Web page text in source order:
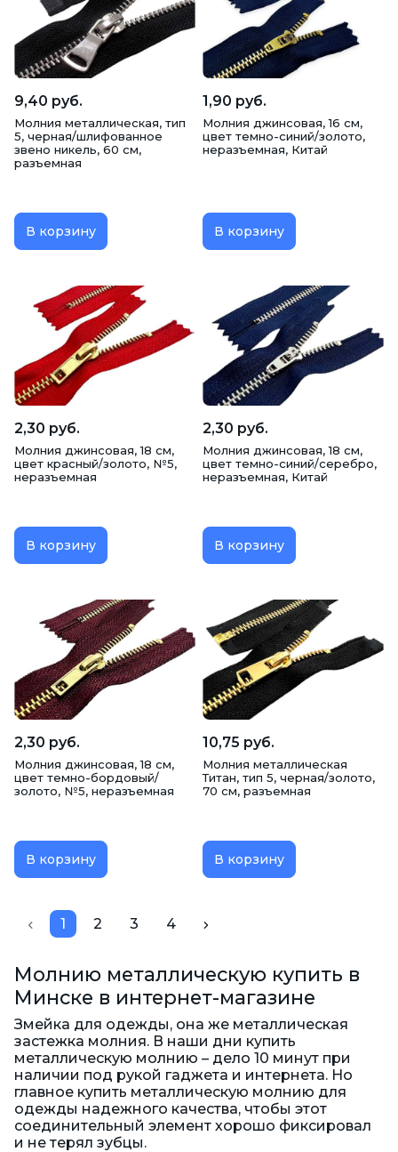
9,40 руб.
Молния металлическая, тип
5, черная/шлифованное
звено никель, 60 см,
разъемная
В корзину
1,90 руб.
Молния джинсовая, 16 см,
цвет темно-синий/золото,
неразъемная, Китай
В корзину
2,30 руб.
Молния джинсовая, 18 см,
цвет красный/золото, №5,
неразъемная
В корзину
2,30 руб.
Молния джинсовая, 18 см,
цвет темно-синий/серебро,
неразъемная, Китай
В корзину
2,30 руб.
Молния джинсовая, 18 см,
цвет темно-бордовый/
золото, №5, неразъемная
В корзину
10,75 руб.
Молния металлическая
Титан, тип 5, черная/золото,
70 см, разъемная
В корзину
1 2 3 4
Молнию металлическую купить в
Минске в интернет-магазине
Змейка для одежды, она же металлическая
застежка молния. В наши дни купить
металлическую молнию – дело 10 минут при
наличии под рукой гаджета и интернета. Но
главное купить металлическую молнию для
одежды надежного качества, чтобы этот
соединительный элемент хорошо фиксировал
и не терял зубцы.